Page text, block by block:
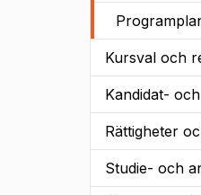
Kursval och
Kandidat-
Rättigheter
Studie- och